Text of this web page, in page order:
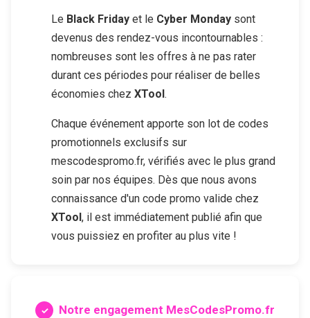
Le Black Friday et le Cyber Monday sont
devenus des rendez-vous incontournables :
nombreuses sont les offres à ne pas rater
durant ces périodes pour réaliser de belles
économies chez XTool.
Chaque événement apporte son lot de codes
promotionnels exclusifs sur
mescodespromo.fr, vérifiés avec le plus grand
soin par nos équipes. Dès que nous avons
connaissance d'un code promo valide chez
XTool, il est immédiatement publié afin que
vous puissiez en profiter au plus vite !
Notre engagement MesCodesPromo.fr